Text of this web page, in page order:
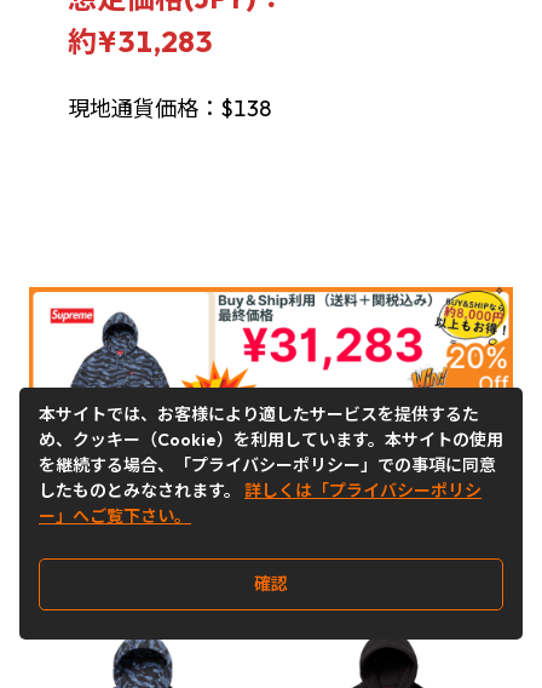
約¥31,283
現地通貨価格：$138
本サイトでは、お客様により適したサービスを提供するた
め、クッキー（Cookie）を利用しています。本サイトの使用
を継続する場合、「プライバシーポリシー」での事項に同意
したものとみなされます。 詳しくは「プライバシーポリシ
ー」へご覧下さい。
確認